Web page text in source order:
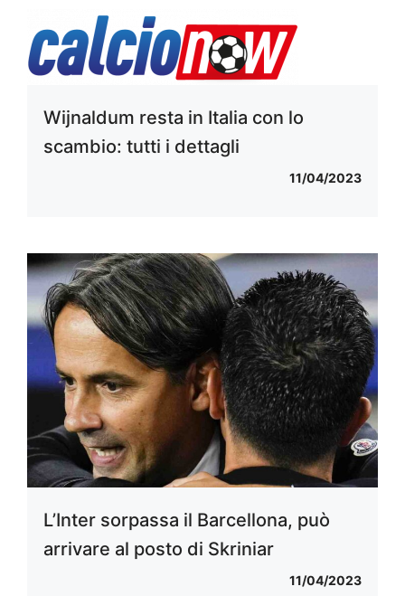
Wijnaldum resta in Italia con lo
scambio: tutti i dettagli
11/04/2023
L’Inter sorpassa il Barcellona, può
arrivare al posto di Skriniar
11/04/2023